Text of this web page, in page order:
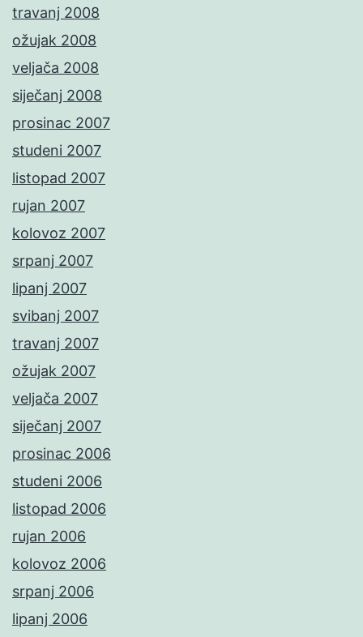
travanj 2008
ožujak 2008
veljača 2008
siječanj 2008
prosinac 2007
studeni 2007
listopad 2007
rujan 2007
kolovoz 2007
srpanj 2007
lipanj 2007
svibanj 2007
travanj 2007
ožujak 2007
veljača 2007
siječanj 2007
prosinac 2006
studeni 2006
listopad 2006
rujan 2006
kolovoz 2006
srpanj 2006
lipanj 2006